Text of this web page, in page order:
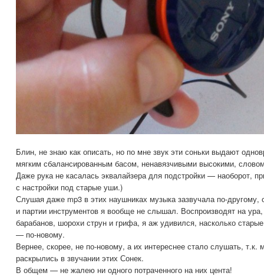
Блин, не знаю как описать, но по мне звук эти соньки выдают
мягким сбалансированным басом, ненавязчивыми высокими,
Даже рука не касалась эквалайзера для подстройки — наоборот,
с настройки под старые уши.)
Слушая даже mp3 в этих наушниках музыка зазвучала по-другому,
и партии инструментов я вообще не слышал. Воспроизводят на
барабанов, шорохи струн и грифа, я аж удивился, насколько
— по-новому.
Вернее, скорее, не по-новому, а их интереснее стало слушать, т.к.
раскрылись в звучании этих Сонек.
В общем — не жалею ни одного потраченного на них цента!